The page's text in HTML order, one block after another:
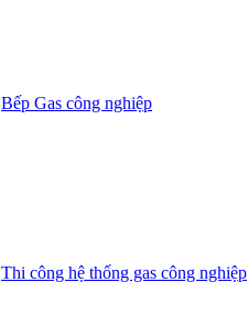
Bếp Gas công nghiệp
Thi công hệ thống gas công nghiệp